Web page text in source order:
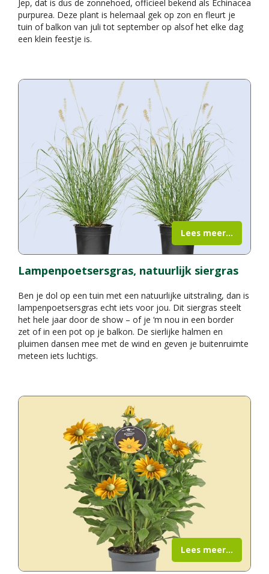
Jep, dat is dus de zonnehoed, officieel bekend als Echinacea
purpurea. Deze plant is helemaal gek op zon en fleurt je
tuin of balkon van juli tot september op alsof het elke dag
een klein feestje is.
Lampenpoetsersgras, natuurlijk siergras
Ben je dol op een tuin met een natuurlijke uitstraling, dan is
lampenpoetsersgras echt iets voor jou. Dit siergras steelt
het hele jaar door de show – of je ‘m nou in een border
zet of in een pot op je balkon. De sierlijke halmen en
pluimen dansen mee met de wind en geven je buitenruimte
meteen iets luchtigs.
Lees meer...
Lees meer...